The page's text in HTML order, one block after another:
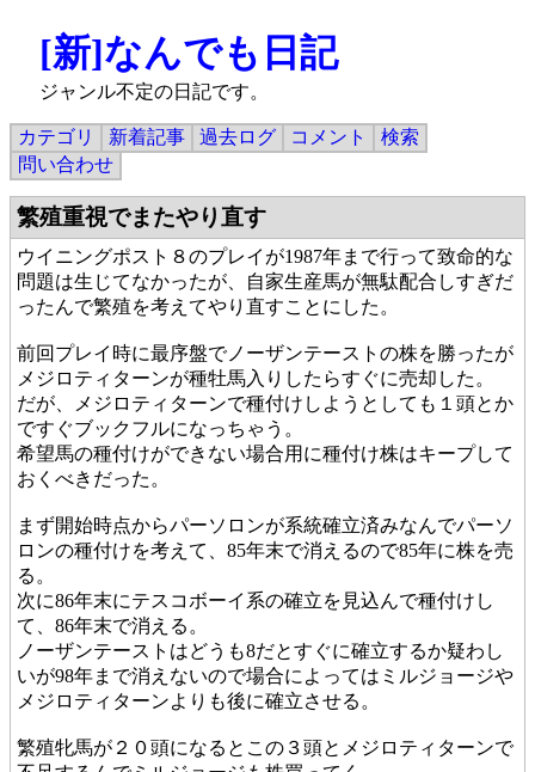
[新]なんでも日記
ジャンル不定の日記です。
カテゴリ 新着記事 過去ログ コメント
検索
問い合わせ
繁殖重視でまたやり直す
ウイニングポスト８のプレイが1987年まで行って致命的な
問題は生じてなかったが、自家生産馬が無駄配合しすぎだ
ったんで繁殖を考えてやり直すことにした。
前回プレイ時に最序盤でノーザンテーストの株を勝ったが
メジロティターンが種牡馬入りしたらすぐに売却した。
だが、メジロティターンで種付けしようとしても１頭とか
ですぐブックフルになっちゃう。
希望馬の種付けができない場合用に種付け株はキープして
おくべきだった。
まず開始時点からパーソロンが系統確立済みなんでパーソ
ロンの種付けを考えて、85年末で消えるので85年に株を売
る。
次に86年末にテスコボーイ系の確立を見込んで種付けし
て、86年末で消える。
ノーザンテーストはどうも8だとすぐに確立するか疑わし
いが98年まで消えないので場合によってはミルジョージや
メジロティターンよりも後に確立させる。
繁殖牝馬が２０頭になるとこの３頭とメジロティターンで